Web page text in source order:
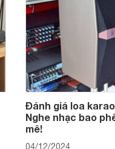
Đánh giá loa
Nghe nhạc bao
mê!
04/12/2024